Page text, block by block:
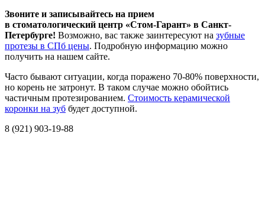
Звоните и записывайтесь на прием
в стоматологический центр «Стом-Гарант» в Санкт-
Петербурге! Возможно, вас также заинтересуют на зубные
протезы в СПб цены. Подробную информацию можно
получить на нашем сайте.
Часто бывают ситуации, когда поражено 70-80% поверхности,
но корень не затронут. В таком случае можно обойтись
частичным протезированием. Стоимость керамической
коронки на зуб будет доступной.
8 (921) 903-19-88